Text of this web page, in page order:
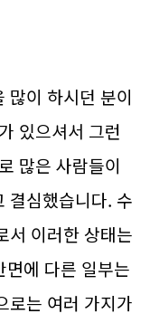
많이 하시던 분이
있으셔서 그런
많은 사람들이
결심했습니다. 수
서 이러한 상태는
에 다른 일부는
로는 여러 가지가